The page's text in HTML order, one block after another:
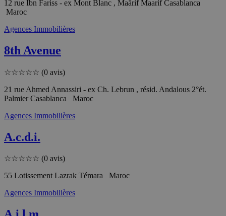
12 rue Ibn Fariss - ex Mont Blanc , Maârif Maarif Casablanca
Maroc
Agences Immobilières
8th Avenue
☆☆☆☆☆ (0 avis)
21 rue Ahmed Annassiri - ex Ch. Lebrun , résid. Andalous 2°ét.
Palmier Casablanca Maroc
Agences Immobilières
A.c.d.i.
☆☆☆☆☆ (0 avis)
55 Lotissement Lazrak Témara Maroc
Agences Immobilières